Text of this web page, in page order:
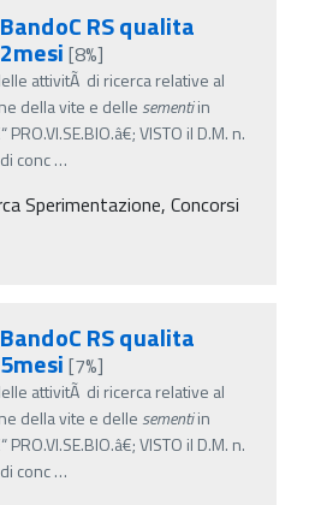
RS qualita
[8%]
attivitÃ di ricerca relative al
della vite e delle sementiin
VISTO il D.M. n.
conc…
Sperimentazione, Concorsi
RS qualita
[7%]
attivitÃ di ricerca relative al
della vite e delle sementiin
VISTO il D.M. n.
conc…